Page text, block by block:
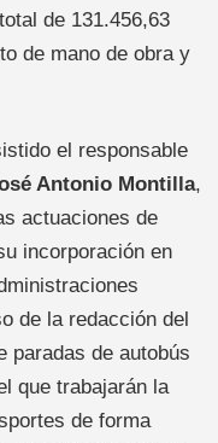
de 131.456,63
de mano de obra y
el responsable
Antonio Montilla,
actuaciones de
incorporación en
de la redacción del
paradas de autobús
que trabajarán la
de forma